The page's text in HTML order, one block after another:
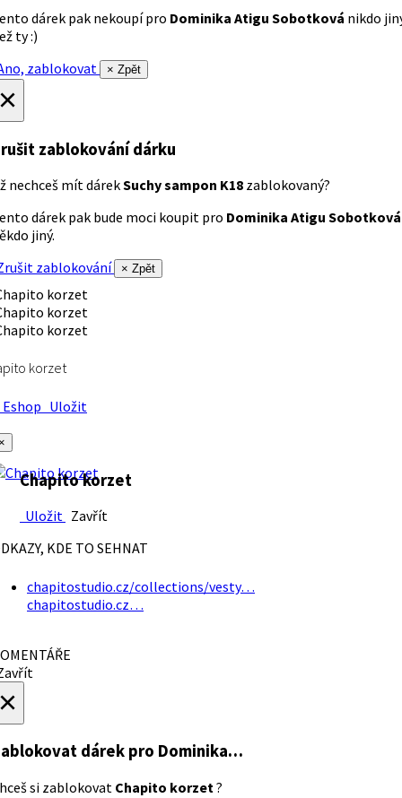
dárek pak nekoupí pro Dominika Atigu Sobotková nikdo
ty :)
zablokovat
× Zpět
zablokování dárku
nechceš mít dárekSuchy sampon K18 zablokovaný?
dárek pak bude moci koupit pro Dominika Atigu Sobotková
jiný.
zablokování
× Zpět
korzet
Uložit
Chapito korzet
Uložit Zavřít
KDE TO SEHNAT
chapitostudio.cz/collections/vesty…
chapitostudio.cz…
dárek pro Dominika…
si zablokovat Chapito korzet?